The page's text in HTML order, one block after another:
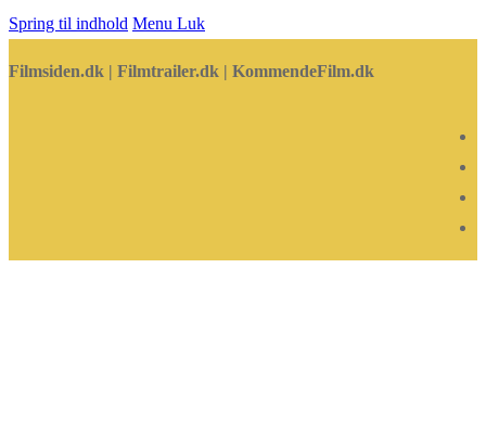
Spring til indhold Menu Luk
Filmsiden.dk | Filmtrailer.dk | KommendeFilm.dk